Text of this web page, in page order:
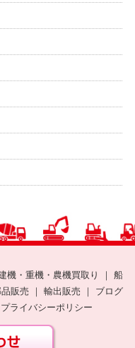
機・重機・農機買取り ｜ 船
販売 ｜ 輸出販売 ｜ ブログ
プライバシーポリシー